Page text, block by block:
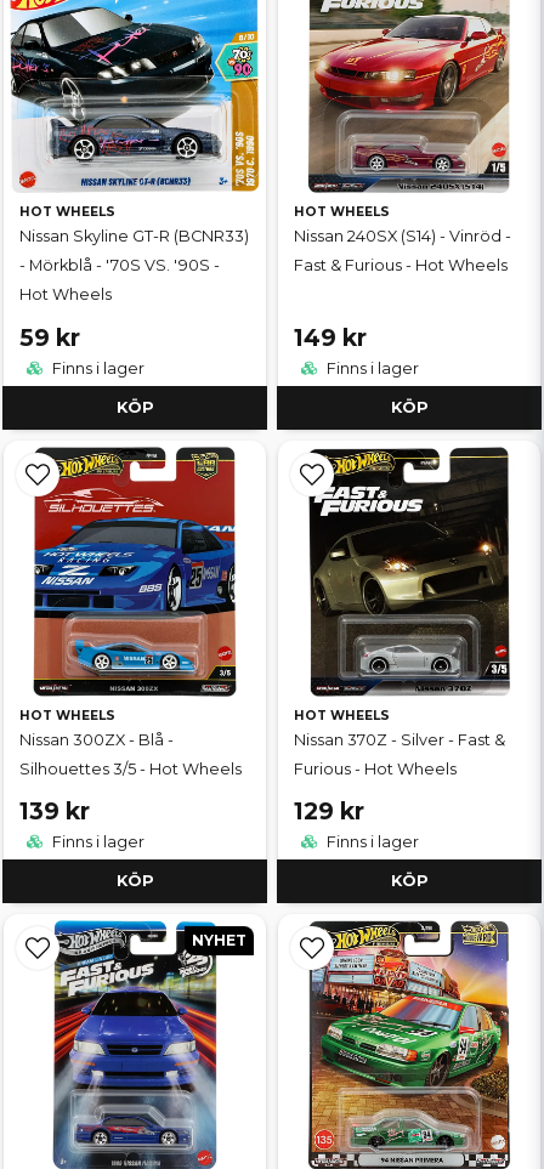
HOT WHEELS
Nissan Skyline GT-R (BCNR33)
- Mörkblå - '70S VS. '90S -
Hot Wheels
59 kr
Finns i lager
KÖP
HOT WHEELS
Nissan 240SX (S14) - Vinröd -
Fast & Furious - Hot Wheels
149 kr
Finns i lager
KÖP
HOT WHEELS
Nissan 300ZX - Blå -
Silhouettes 3/5 - Hot Wheels
139 kr
Finns i lager
KÖP
HOT WHEELS
Nissan 370Z - Silver - Fast &
Furious - Hot Wheels
129 kr
Finns i lager
KÖP
NYHET